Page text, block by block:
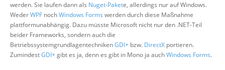
werden. Sie laufen dann als Nuget-Pakete, allerdings nur auf Windows.
WederWPF nochWindows Forms werden durch diese Maßnahme
plattformunabhängig. Dazu müsste Microsoft nicht nur den .NET-Teil
beider Frameworks, sondern auch die
BetriebssystemgrundlagentechnikenGDI+ bzw. DirectX portieren.
ZumindestGDI+gibt es ja, denn es gibt in Mono ja auchWindows Forms.